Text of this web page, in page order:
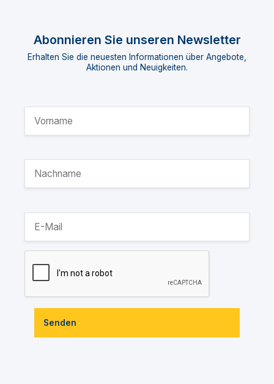
Abonnieren Sie unseren Newsletter
Erhalten Sie die neuesten Informationen über Angebote,
Aktionen und Neuigkeiten.
Senden